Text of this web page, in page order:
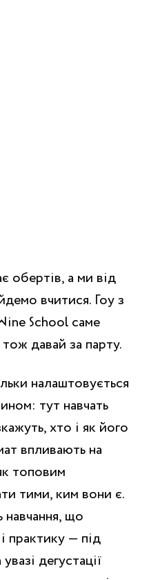
обертів, а ми від
вчитися. Гоу з
School саме
давай за парту.
налаштовується
тут навчать
хто і як його
впливають на
топовим
тими, ким вони є.
що
практику — під
дегустації